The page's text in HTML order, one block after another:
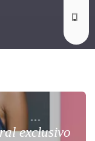
exclusivo